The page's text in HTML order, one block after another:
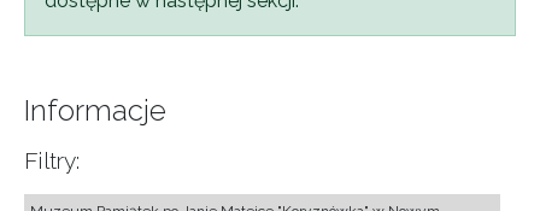
Informacje
Filtry: